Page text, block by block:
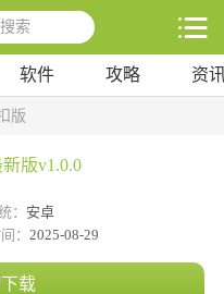
软件 攻略 资
版
版v1.0.0
： 安卓
： 2025-08-29
载